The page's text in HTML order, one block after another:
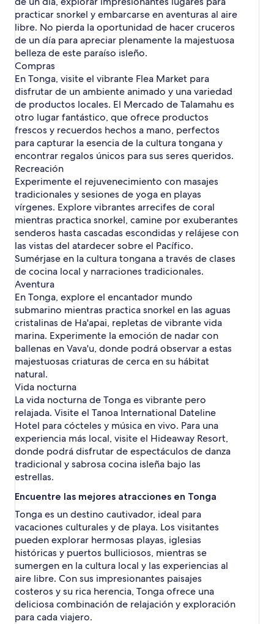
e
s
s
sh
o
t
e
l
s
t
a
p
h
o
t
e
l
e
s
h
o
h
o
t
e
l
s
a
n
d
h
t
e
l
e
s
o
f
o
h
o
t
e
l
e
s
a
k
i
h
o
t
e
e
s
M
a
l
a
h
t
e
l
e
s
d
e
O
g
o
N
i
u
a
h
o
t
e
l
e
s
a
d
e
K
a
n
o
u
p
o
l
u
h
t
e
l
e
s
n
a
d
e
a
'
a
t
a
f
h
o
t
e
l
e
s
á
g
a
d
e
V
a
v
a
'
u
h
o
t
e
e
s
practicar snorkel y embarcarse en aventuras al aire
libre. No pierda la oportunidad de hacer cruceros
de un día para apreciar plenamente la majestuosa
belleza de este paraíso isleño.
Compras
En Tonga, visite el vibrante Flea Market para
disfrutar de un ambiente animado y una variedad
de productos locales. El Mercado de Talamahu es
otro lugar fantástico, que ofrece productos
frescos y recuerdos hechos a mano, perfectos
para capturar la esencia de la cultura tongana y
encontrar regalos únicos para sus seres queridos.
Recreación
Experimente el rejuvenecimiento con masajes
tradicionales y sesiones de yoga en playas
vírgenes. Explore vibrantes arrecifes de coral
mientras practica snorkel, camine por exuberantes
senderos hasta cascadas escondidas y relájese con
las vistas del atardecer sobre el Pacífico.
Sumérjase en la cultura tongana a través de clases
de cocina local y narraciones tradicionales.
Aventura
En Tonga, explore el encantador mundo
submarino mientras practica snorkel en las aguas
cristalinas de Ha'apai, repletas de vibrante vida
marina. Experimente la emoción de nadar con
ballenas en Vava'u, donde podrá observar a estas
majestuosas criaturas de cerca en su hábitat
natural.
Vida nocturna
La vida nocturna de Tonga es vibrante pero
relajada. Visite el Tanoa International Dateline
Hotel para cócteles y música en vivo. Para una
experiencia más local, visite el Hideaway Resort,
donde podrá disfrutar de espectáculos de danza
tradicional y sabrosa cocina isleña bajo las
estrellas.
Encuentre las mejores atracciones en Tonga
Tonga es un destino cautivador, ideal para
vacaciones culturales y de playa. Los visitantes
pueden explorar hermosas playas, iglesias
históricas y puertos bulliciosos, mientras se
sumergen en la cultura local y las experiencias al
aire libre. Con sus impresionantes paisajes
costeros y su rica herencia, Tonga ofrece una
deliciosa combinación de relajación y exploración
para cada viajero.